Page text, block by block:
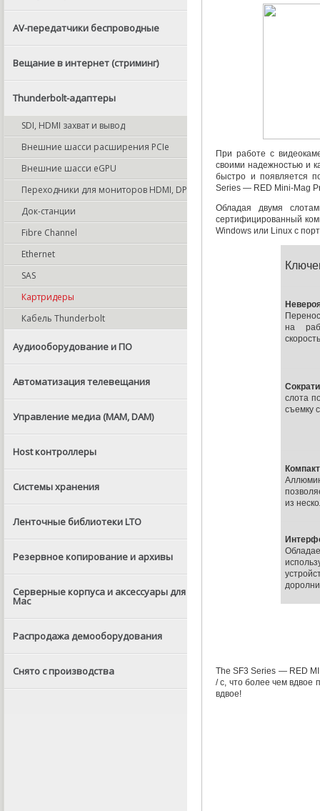
AV-передатчики беспроводные
Вещание в интернет (стриминг)
Thunderbolt-адаптеры
SDI, HDMI захват и вывод
Внешние шасси расширения PCIe
Внешние шасси eGPU
Переходники для мониторов HDMI, DP
Док-станции
Fibre Channel
Ethernet
SAS
Картридеры
Кабель Thunderbolt
Аудиооборудование и ПО
Автоматизация телевещания
Управление медиа (MAM, DAM)
Host контроллеры
Системы хранения
Ленточные библиотеки LTO
Резервное копирование и архивы
Серверные корпуса и аксессуары для
Mac
Распродажа демооборудования
Снято с производства
При работе с
своими надежностью и
быстро и появляется
Series — RED Mini-Mag
Обладая двумя
сертифицированный
Windows или Linux с
на
слота
съемку
из
The SF3 Series — RED
/ с, что более чем вдвое
вдвое!